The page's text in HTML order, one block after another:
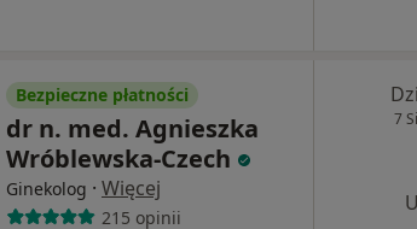
Bezpieczne płatności
dr n. med. Agnieszka
Wróblewska-Czech
Ginekolog · Więcej
215 opinii
7